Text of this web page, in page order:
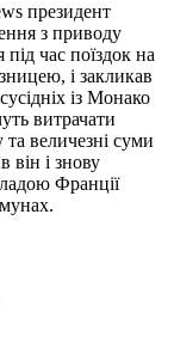
президент
з приводу
час поїздок на
і закликав
із Монако
витрачати
величезні суми
він і знову
Франції